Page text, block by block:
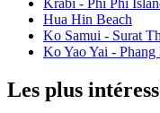
Krabi - Phi Phi
Hua Hin Beach
Ko Samui - Surat
Ko Yao Yai -
Les plus